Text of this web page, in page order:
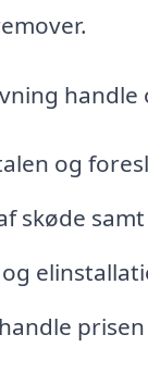
handle
og
skøde